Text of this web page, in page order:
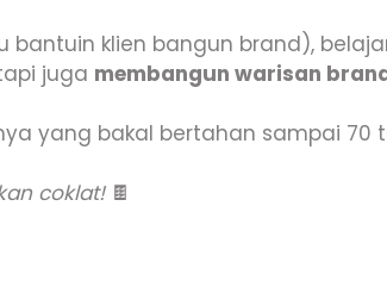
klien bangun brand),
juga membangun warisan
yang bakal bertahan sampai 70
coklat!🍫